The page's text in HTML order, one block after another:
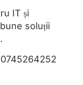
IT și
soluții
0745264252